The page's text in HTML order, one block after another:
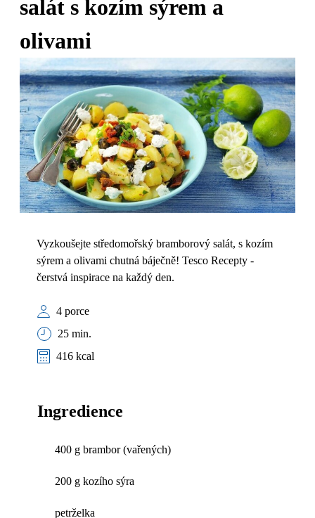
salát s kozím sýrem a
olivami
Vyzkoušejte středomořský bramborový salát, s kozím
sýrem a olivami chutná báječně! Tesco Recepty -
čerstvá inspirace na každý den.
4 porce
25 min.
416 kcal
Ingredience
400 g brambor (vařených)
200 g kozího sýra
petrželka